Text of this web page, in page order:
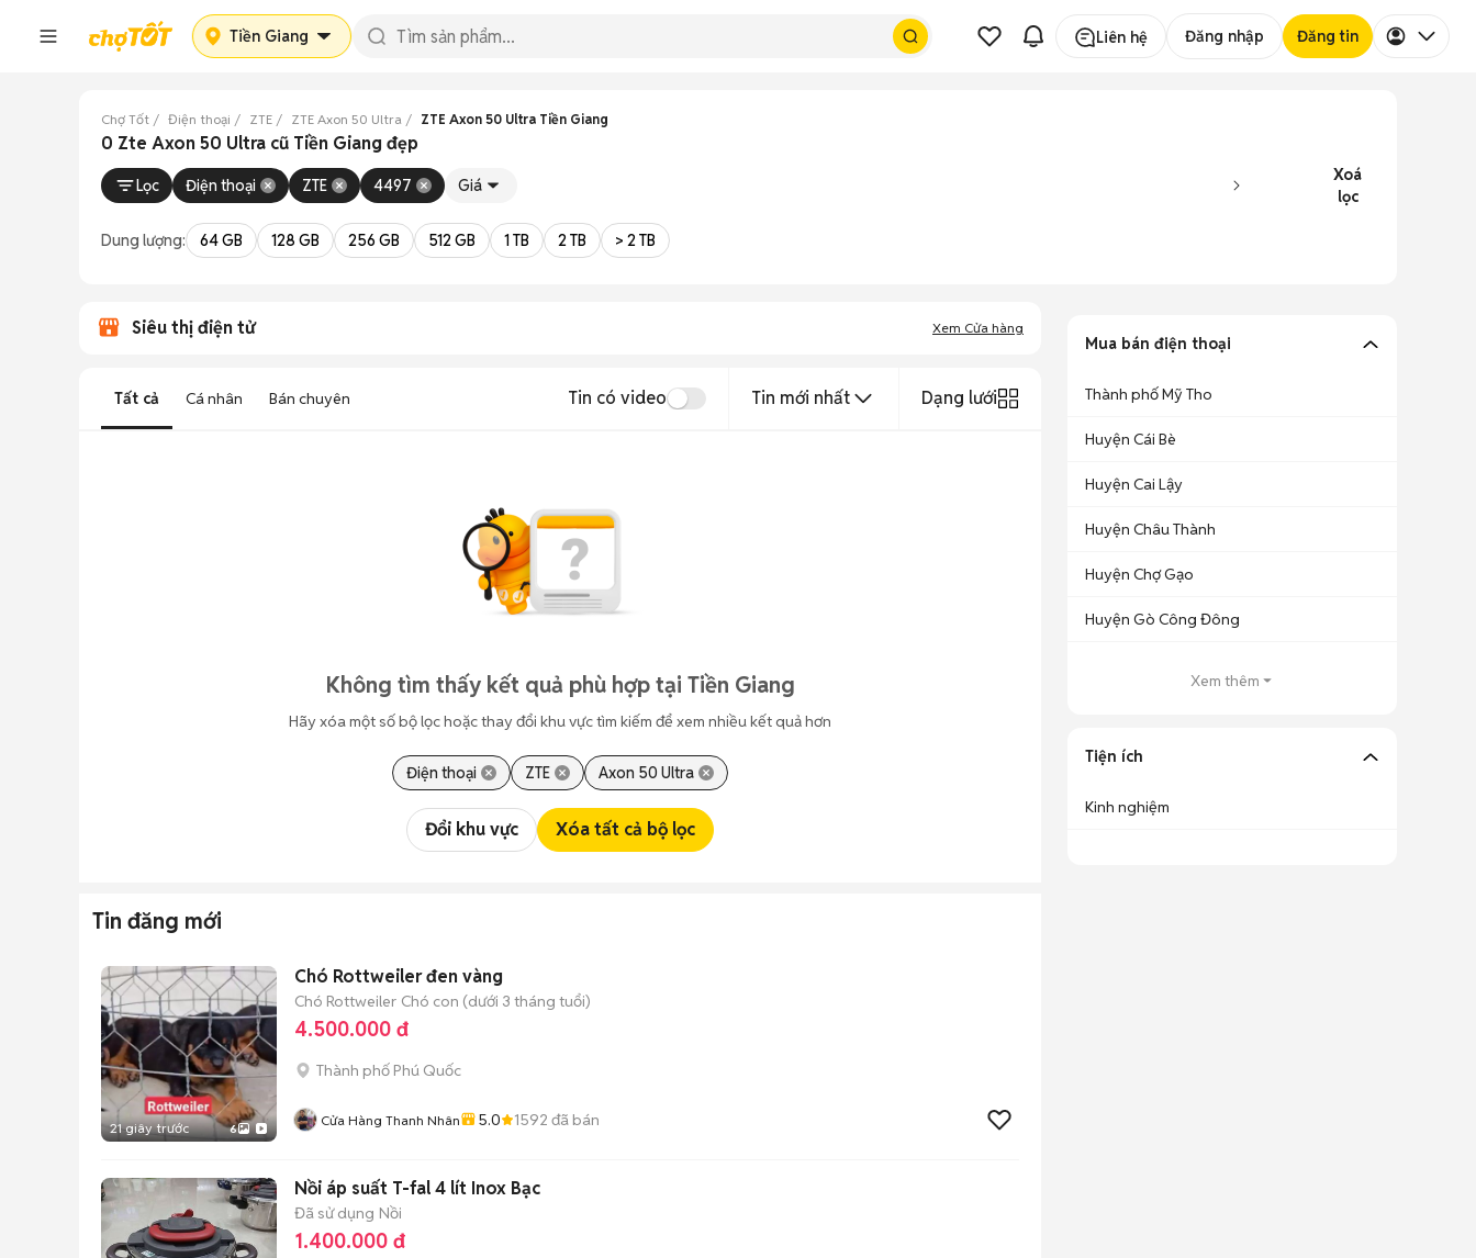
Tiền Giang Liên hệ Đăng nhập Đăng tin
Chợ Tốt Điện thoại ZTE ZTE Axon 50 Ultra ZTE Axon 50 Ultra Tiền Giang
0 Zte Axon 50 Ultra cũ Tiền Giang đẹp
Lọc Điện thoại ZTE 4497 Giá
Xoá
lọc
Dung lượng: 64 GB 128 GB 256 GB 512 GB 1 TB 2 TB > 2 TB
Siêu thị điện tử Xem Cửa hàng
Tất cả Cá nhân Bán chuyên Tin có video Tin mới nhất Dạng lưới
Không tìm thấy kết quả phù hợp tại Tiền Giang
Hãy xóa một số bộ lọc hoặc thay đổi khu vực tìm kiếm để xem nhiều kết quả hơn
Điện thoại ZTE Axon 50 Ultra
Đổi khu vực Xóa tất cả bộ lọc
Tin đăng mới
21 giây trước 6
Chó Rottweiler đen vàng
Chó Rottweiler Chó con (dưới 3 tháng tuổi)
4.500.000 đ
Thành phố Phú Quốc
Cửa Hàng Thanh Nhân 5.0 1592 đã bán
Nồi áp suất T-fal 4 lít Inox Bạc
Đã sử dụng Nồi
1.400.000 đ
Mua bán điện thoại
Thành phố Mỹ Tho
Huyện Cái Bè
Huyện Cai Lậy
Huyện Châu Thành
Huyện Chợ Gạo
Huyện Gò Công Đông
Xem thêm
Tiện ích
Kinh nghiệm